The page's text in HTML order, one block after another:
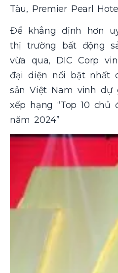
Tàu, Premier Pearl
Để khẳng định hơn
thị trường bất động
vừa qua, DIC Corp
đại diện nổi bật nhất
sản Việt Nam vinh dự
xếp hạng “Top 10
năm 2024”